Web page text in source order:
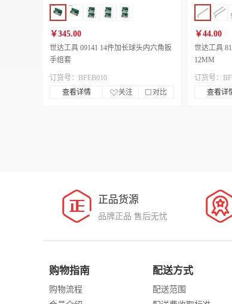
￥345.00
世达工具 09141 14件加长球头内六角扳
手组套
订货号：BFEB010
查看详情
关注 对比
￥44.00
世达工具
12MM
订货号：
查看详
正品货源
品牌正品 售后无忧
购物指南
购物流程
配送方式
配送范围